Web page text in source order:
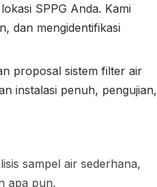
SPPG Anda. Kami
dan mengidentifikasi
proposal sistem filter air
instalasi penuh, pengujian,
sampel air sederhana,
apa pun.